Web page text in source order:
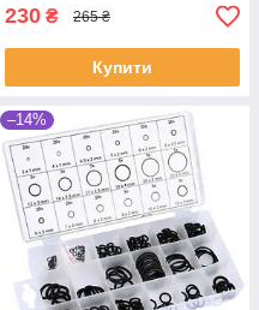
230 ₴ 265 ₴
Купити
–14%